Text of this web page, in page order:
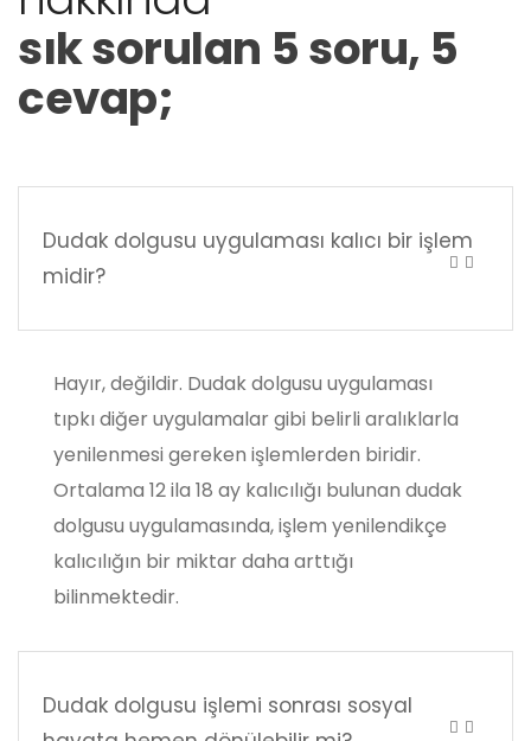
sık sorulan 5 soru, 5
cevap;
Dudak dolgusu uygulaması kalıcı bir işlem
midir?
Hayır, değildir. Dudak dolgusu uygulaması
tıpkı diğer uygulamalar gibi belirli aralıklarla
yenilenmesi gereken işlemlerden biridir.
Ortalama 12 ila 18 ay kalıcılığı bulunan dudak
dolgusu uygulamasında, işlem yenilendikçe
kalıcılığın bir miktar daha arttığı
bilinmektedir.
Dudak dolgusu işlemi sonrası sosyal